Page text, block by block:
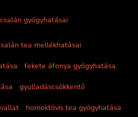
csalán gyógyhatásai
tea mellékhatásai
fekete áfonya gyógyhatása
gyulladáscsökkentő
homoktövis tea gyógyhatása